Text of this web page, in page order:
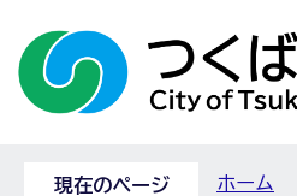
現在のページ ホーム